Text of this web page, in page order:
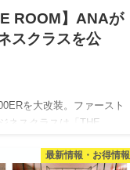
ROOM】ANAが
スクラスを公
を大改装。ファースト
ネスクラスは「THE
まじでビック…最新情報・お得情報